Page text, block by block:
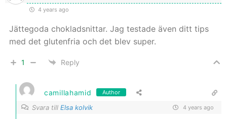
4 years ago
Jättegoda chokladsnittar. Jag testade även ditt tips
med det glutenfria och det blev super.
1 Reply
camillahamid Author
Svara till Elsa kolvik 4 years ago